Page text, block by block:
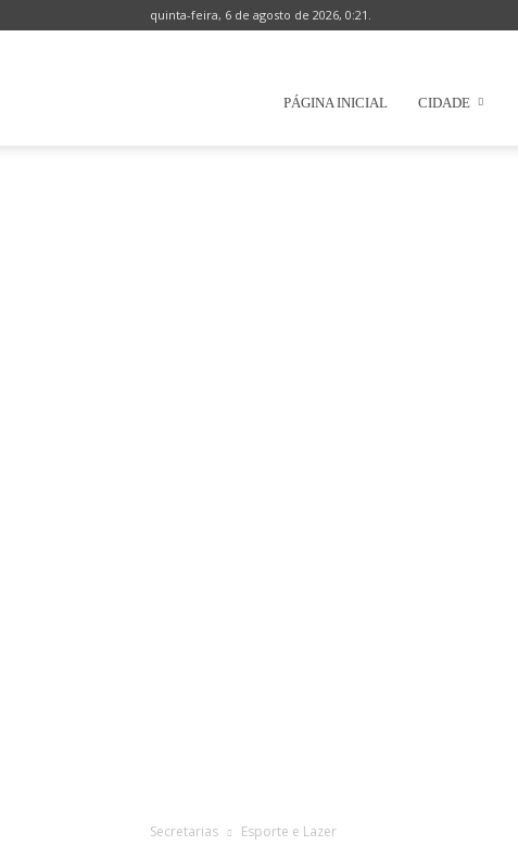
quinta-feira, 6 de agosto de 2026, 0:21.
PÁGINA INICIAL CIDADE
Secretarias Esporte e Lazer